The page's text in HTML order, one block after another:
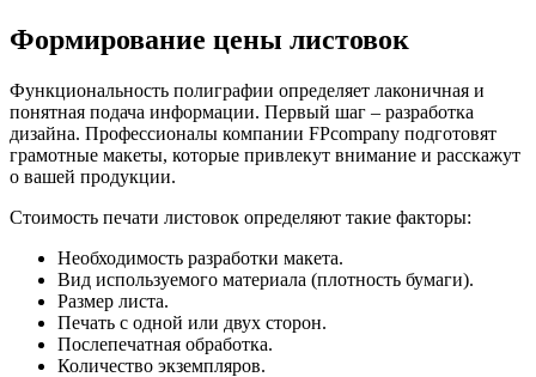
Формирование цены листовок
Функциональность полиграфии определяет лаконичная и
понятная подача информации. Первый шаг – разработка
дизайна. Профессионалы компании FPcompany подготовят
грамотные макеты, которые привлекут внимание и расскажут
о вашей продукции.
Стоимость печати листовок определяют такие факторы:
Необходимость разработки макета.
Вид используемого материала (плотность бумаги).
Размер листа.
Печать с одной или двух сторон.
Послепечатная обработка.
Количество экземпляров.